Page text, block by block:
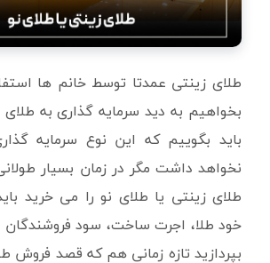
طلای زینتی عمدتا توسط خانم ها
بخواهیم به دید سرمایه گذاری به طلای
باید بگوییم که این نوع سرمایه
نخواهد داشت مگر در زمان بسیار
طلای زینتی یا طلای نو را می خرید
خود طلا، اجرت ساخت، سود فروشندگان
بپردازید تازه زمانی هم که قصد فروش